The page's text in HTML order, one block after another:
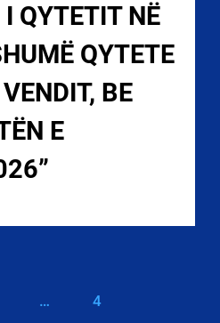
QYTETIT NË
QYTETE
BE
E
… 4